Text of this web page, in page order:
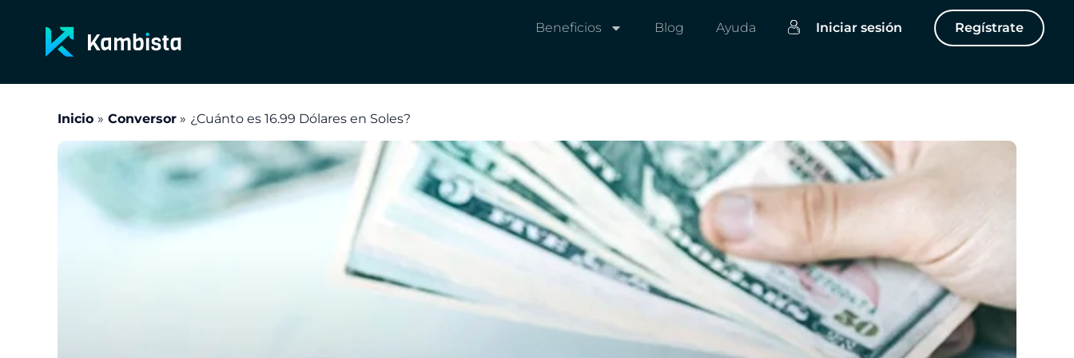
contenido
Beneficios Blog Ayuda Iniciar sesión Regístrate
Inicio Conversor ¿Cuánto es 16.99 Dólares en Soles?